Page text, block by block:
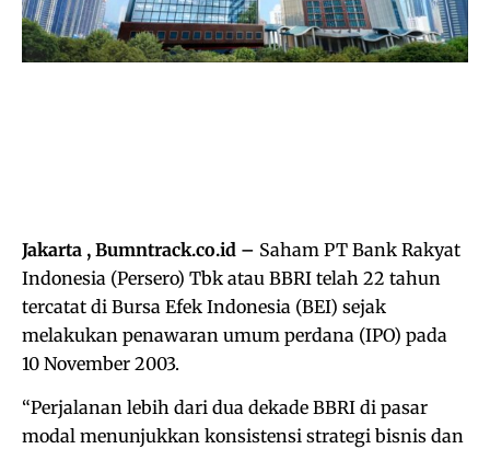
Jakarta , Bumntrack.co.id – Saham PT Bank Rakyat
Indonesia (Persero) Tbk atau BBRI telah 22 tahun
tercatat di Bursa Efek Indonesia (BEI) sejak
melakukan penawaran umum perdana (IPO) pada
10 November 2003.
“Perjalanan lebih dari dua dekade BBRI di pasar
modal menunjukkan konsistensi strategi bisnis dan